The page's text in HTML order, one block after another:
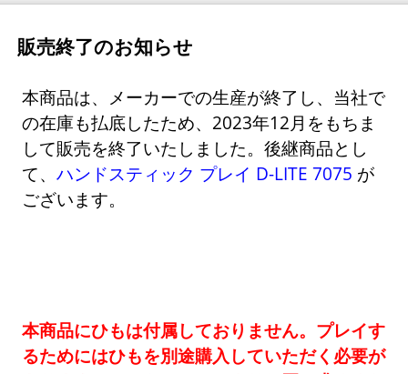
販売終了のお知らせ
本商品は、メーカーでの生産が終了し、当社で
の在庫も払底したため、2023年12月をもちま
して販売を終了いたしました。後継商品とし
て、ハンドスティック プレイ D-LITE 7075 が
ございます。
本商品にひもは付属しておりません。プレイす
るためにはひもを別途購入していただく必要が